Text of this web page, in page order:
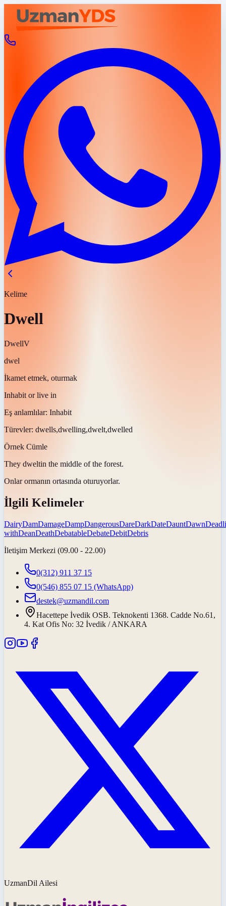
Kelime
Dwell
DwellV
dwel
İkamet etmek, oturmak
Inhabit or live in
Eş anlamlılar: Inhabit
Türevler: dwells,dwelling,dwelt,dwelled
Örnek Cümle
They dweltin the middle of the forest.
Onlar ormanın ortasında oturuyorlar.
İlgili Kelimeler
DairyDamDamageDampDangerousDareDarkDateDauntDawn
withDeanDeathDebatableDebateDebitDebris
İletişim Merkezi (09.00 - 22.00)
0(312) 911 37 15
0(546) 855 07 15 (WhatsApp)
destek@uzmandil.com
Hacettepe İvedik OSB. Teknokenti 1368. Cadde No.61,
4. Kat Ofis No: 32 İvedik / ANKARA
UzmanDil Ailesi